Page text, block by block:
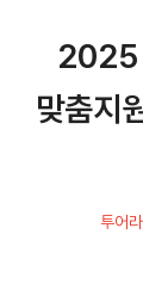
2025
맞춤지
투어